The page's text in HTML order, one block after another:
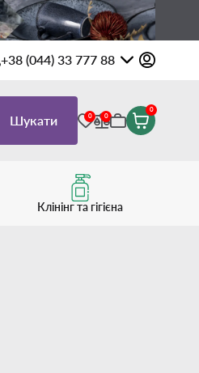
+38 (044) 33 777 88
Шукати 0 0
0
Клінінг та гігієна